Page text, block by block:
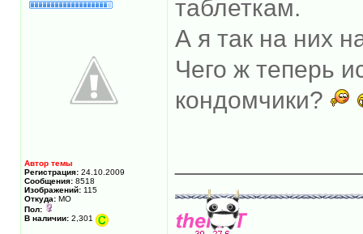
Автор темы
Регистрация: 24.10.2009
Сообщения: 8518
Изображений: 115
Откуда: МО
Пол:
В наличии: 2,301
таблеткам.
А я так на них
Чего ж теперь
кондомчики?